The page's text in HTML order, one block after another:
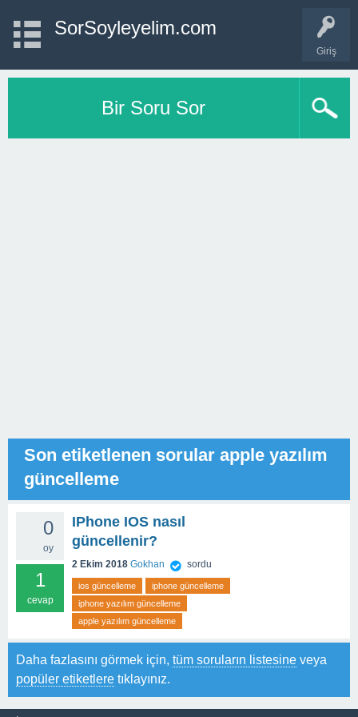
Giriş
SorSoyleyelim.com
Bir Soru Sor
Son etiketlenen sorular apple yazılım
güncelleme
0
oy
1
cevap
IPhone IOS nasıl
güncellenir?
2 Ekim 2018 Gokhan sordu
ios güncelleme
iphone güncelleme
iphone yazılım güncelleme
apple yazılım güncelleme
Daha fazlasını görmek için, tüm soruların listesine veya
popüler etiketlere tıklayınız.